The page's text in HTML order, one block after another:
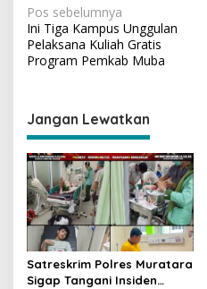
N
a
v
g
a
s
i
p
o
s
Pos sebelumnya
Ini Tiga Kampus Unggulan
Pelaksana Kuliah Gratis
Program Pemkab Muba
Jangan Lewatkan
Satreskrim Polres Muratara
Sigap Tangani Insiden